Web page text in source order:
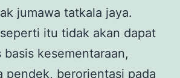
jumawa tatkala jaya.
itu tidak akan dapat
kesementaraan,
pendek, berorientasi pada